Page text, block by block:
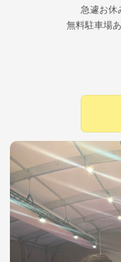
急遽お休
無料駐車場